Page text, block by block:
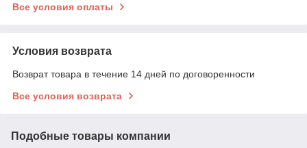
Все условия оплаты
Условия возврата
Возврат товара в течение 14 дней по договоренности
Все условия возврата
Подобные товары компании